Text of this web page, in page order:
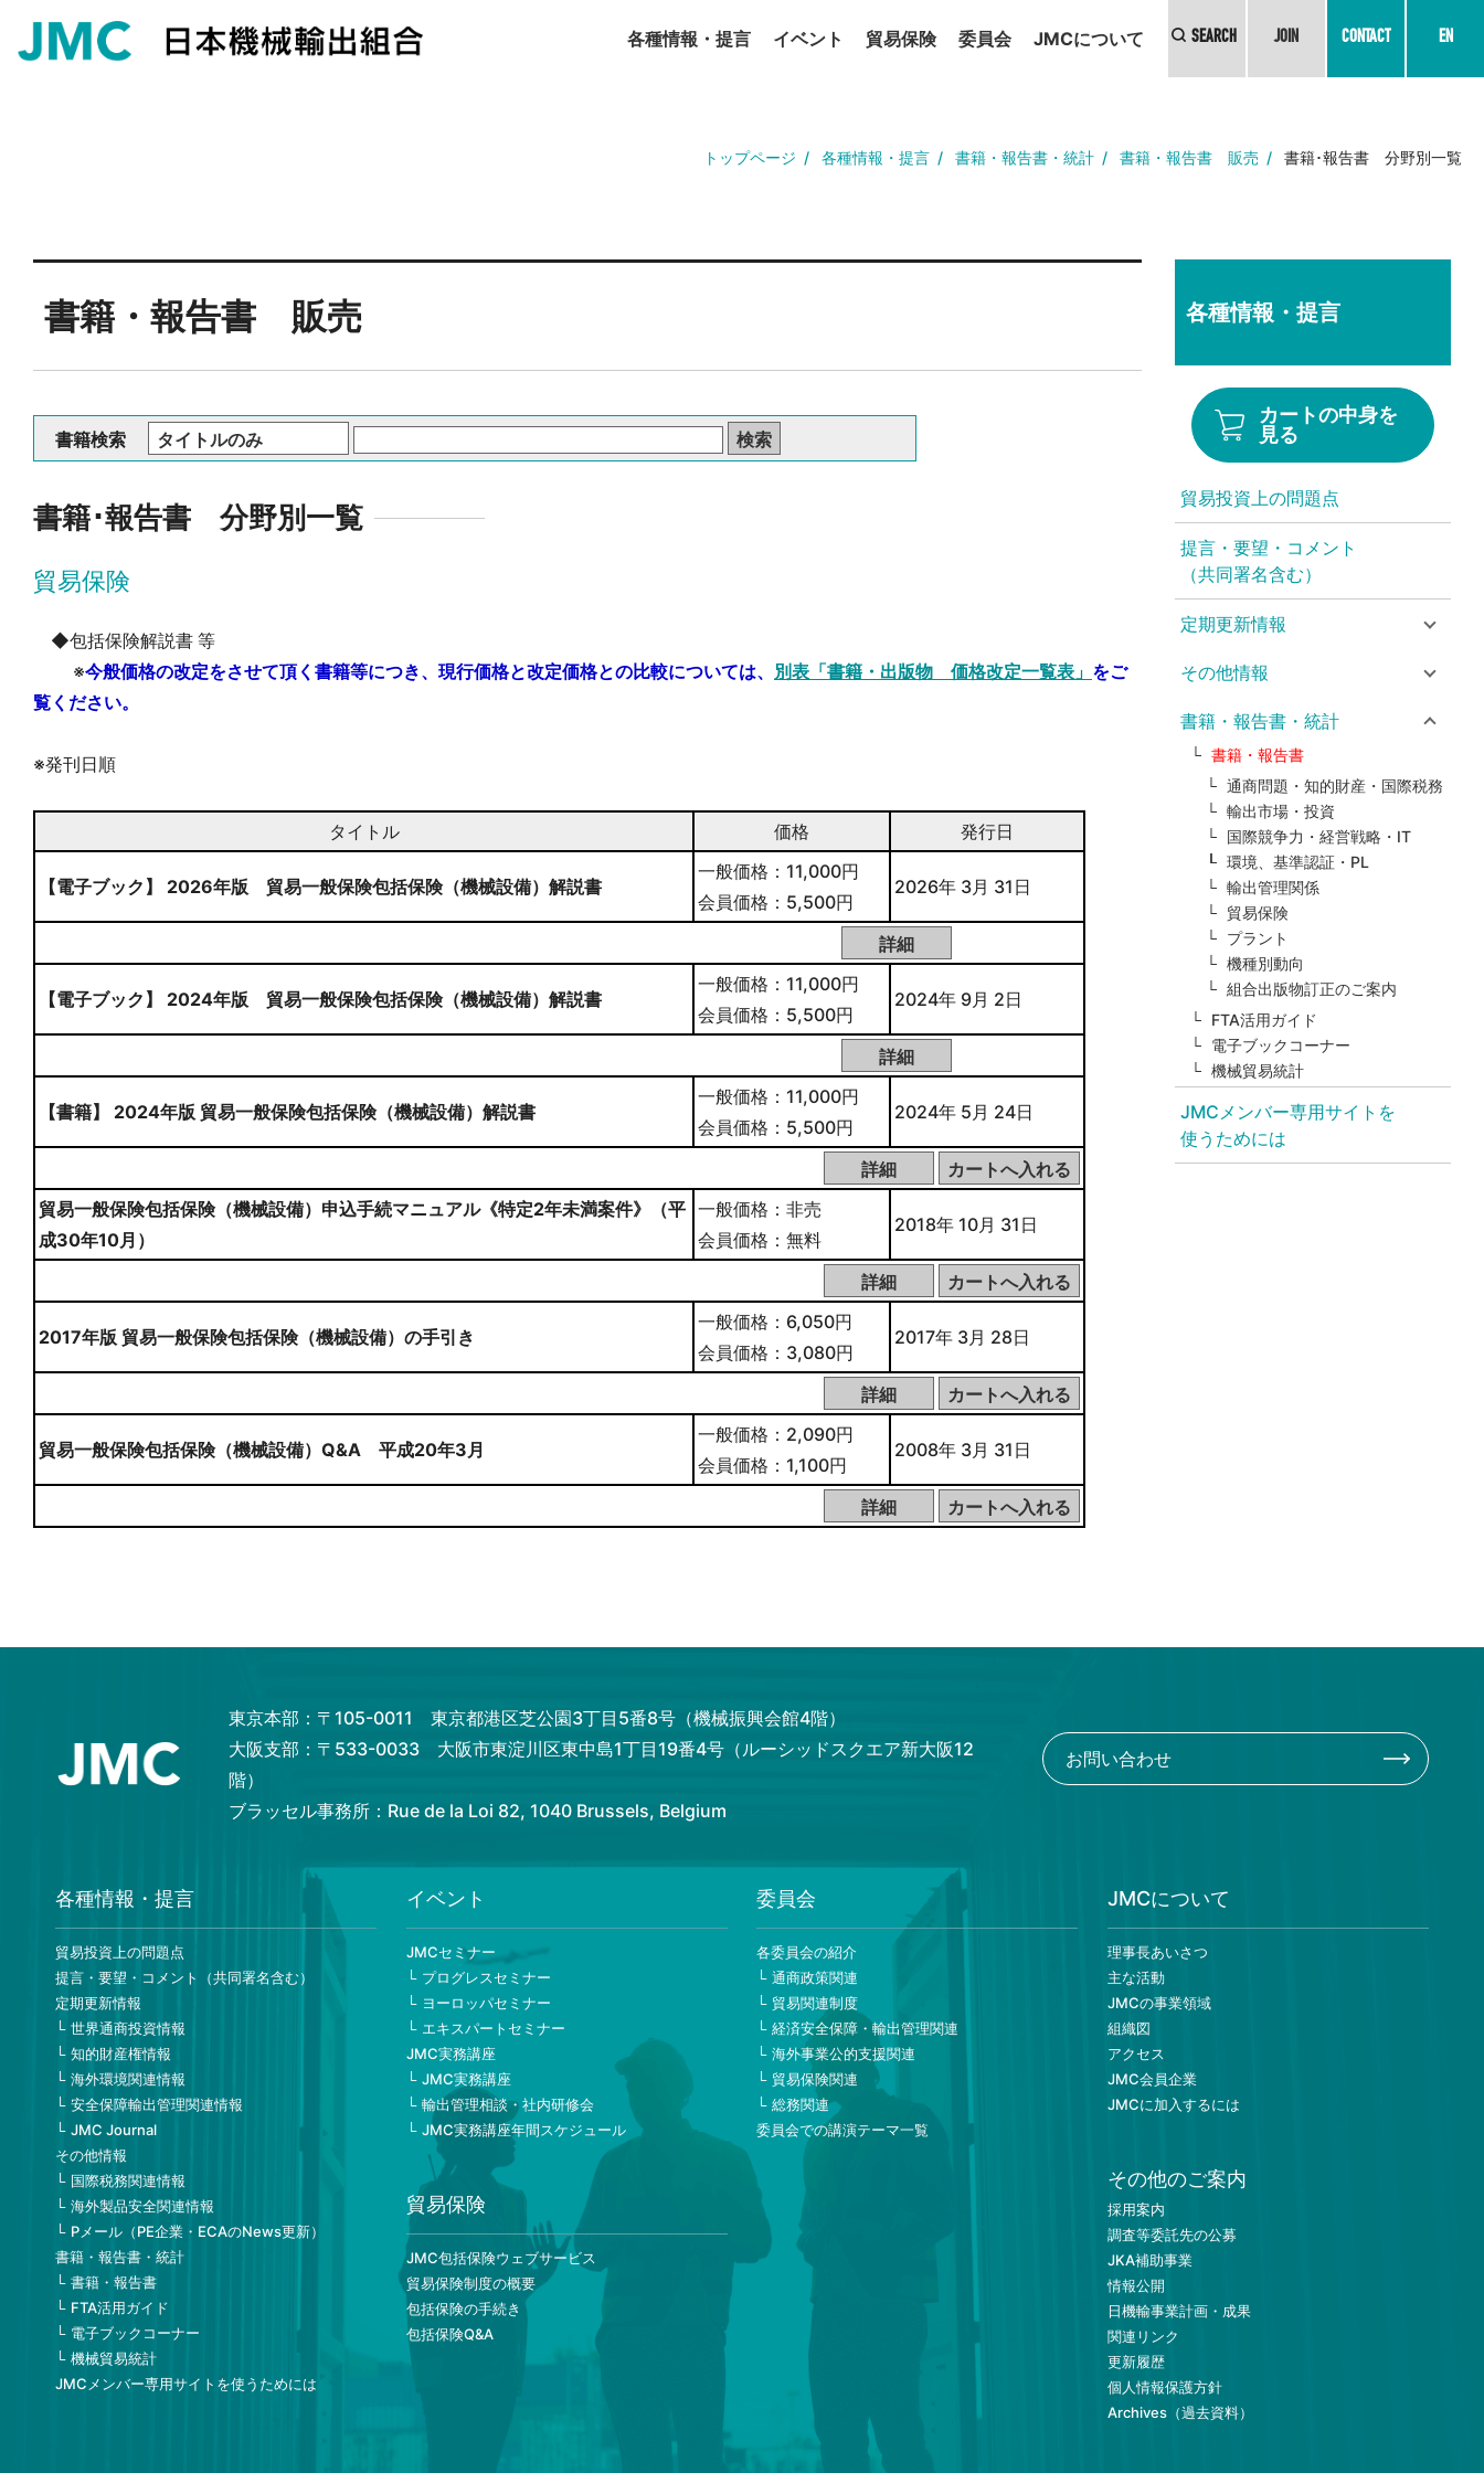
各種情報・提言 イベント 貿易保険 委員会 JMCについて SEARCH JOIN CONTACT EN
トップページ 各種情報・提言 書籍・報告書・統計 書籍・報告書 販売 書籍･報告書 分野別一覧
書籍・報告書 販売
書籍検索
書籍･報告書 分野別一覧
貿易保険
◆包括保険解説書 等
※今般価格の改定をさせて頂く書籍等につき、現行価格と改定価格との比較については、 別表「書籍・出版物 価格改定一覧表」 をご
覧ください。
※発刊日順
タイトル 価格 発行日
【電子ブック】 2026年版 貿易一般保険包括保険（機械設備）解説書
一般価格：11,000円
会員価格：5,500円
2026年 3月 31日
【電子ブック】 2024年版 貿易一般保険包括保険（機械設備）解説書
一般価格：11,000円
会員価格：5,500円
2024年 9月 2日
【書籍】 2024年版 貿易一般保険包括保険（機械設備）解説書
一般価格：11,000円
会員価格：5,500円
2024年 5月 24日
貿易一般保険包括保険（機械設備）申込手続マニュアル《特定2年未満案件》（平
成30年10月）
一般価格：非売
会員価格：無料
2018年 10月 31日
2017年版 貿易一般保険包括保険（機械設備）の手引き
一般価格：6,050円
会員価格：3,080円
2017年 3月 28日
貿易一般保険包括保険（機械設備）Q&A 平成20年3月
一般価格：2,090円
会員価格：1,100円
2008年 3月 31日
各種情報・提言
カートの中身を
見る
貿易投資上の問題点
提言・要望・コメント
（共同署名含む）
定期更新情報
その他情報
書籍・報告書・統計
書籍・報告書
通商問題・知的財産・国際税務
輸出市場・投資
国際競争力・経営戦略・IT
環境、基準認証・PL
輸出管理関係
貿易保険
プラント
機種別動向
組合出版物訂正のご案内
FTA活用ガイド
電子ブックコーナー
機械貿易統計
JMCメンバー専用サイトを
使うためには
東京本部：〒105-0011 東京都港区芝公園3丁目5番8号（機械振興会館4階）
大阪支部：〒533-0033 大阪市東淀川区東中島1丁目19番4号（ルーシッドスクエア新大阪12
階）
ブラッセル事務所：Rue de la Loi 82, 1040 Brussels, Belgium
お問い合わせ
各種情報・提言
貿易投資上の問題点
提言・要望・コメント（共同署名含む）
定期更新情報
世界通商投資情報
知的財産権情報
海外環境関連情報
安全保障輸出管理関連情報
JMC Journal
その他情報
国際税務関連情報
海外製品安全関連情報
Pメール（PE企業・ECAのNews更新）
書籍・報告書・統計
書籍・報告書
FTA活用ガイド
電子ブックコーナー
機械貿易統計
JMCメンバー専用サイトを使うためには
イベント
JMCセミナー
プログレスセミナー
ヨーロッパセミナー
エキスパートセミナー
JMC実務講座
JMC実務講座
輸出管理相談・社内研修会
JMC実務講座年間スケジュール
貿易保険
JMC包括保険ウェブサービス
貿易保険制度の概要
包括保険の手続き
包括保険Q&A
委員会
各委員会の紹介
通商政策関連
貿易関連制度
経済安全保障・輸出管理関連
海外事業公的支援関連
貿易保険関連
総務関連
委員会での講演テーマ一覧
JMCについて
理事長あいさつ
主な活動
JMCの事業領域
組織図
アクセス
JMC会員企業
JMCに加入するには
その他のご案内
採用案内
調査等委託先の公募
JKA補助事業
情報公開
日機輸事業計画・成果
関連リンク
更新履歴
個人情報保護方針
Archives（過去資料）